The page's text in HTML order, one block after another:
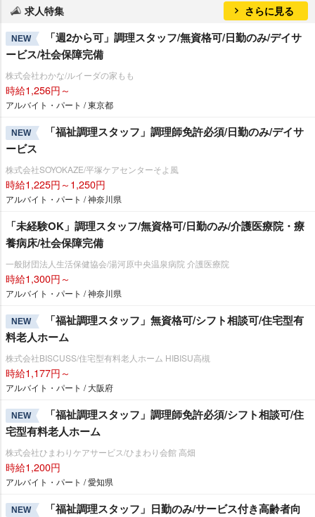
求人特集 さらに見る
NEW
「週2から可」調理スタッフ/無資格可/日勤のみ/デイサ
ービス/社会保障完備
株式会社わかな/ルイーダの家もも
時給1,256円～
アルバイト・パート / 東京都
NEW
「福祉調理スタッフ」調理師免許必須/日勤のみ/デイサ
ービス
株式会社SOYOKAZE/平塚ケアセンターそよ風
時給1,225円～1,250円
アルバイト・パート / 神奈川県
「未経験OK」調理スタッフ/無資格可/日勤のみ/介護医療院・療
養病床/社会保障完備
一般財団法人生活保健協会/湯河原中央温泉病院 介護医療院
時給1,300円～
アルバイト・パート / 神奈川県
NEW
「福祉調理スタッフ」無資格可/シフト相談可/住宅型有
料老人ホーム
株式会社BISCUSS/住宅型有料老人ホーム HIBISU高槻
時給1,177円～
アルバイト・パート / 大阪府
NEW
「福祉調理スタッフ」調理師免許必須/シフト相談可/住
宅型有料老人ホーム
株式会社ひまわりケアサービス/ひまわり会館 高畑
時給1,200円
アルバイト・パート / 愛知県
NEW
「福祉調理スタッフ」日勤のみ/サービス付き高齢者向